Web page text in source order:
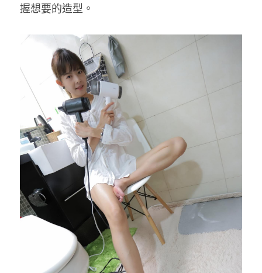
握想要的造型。